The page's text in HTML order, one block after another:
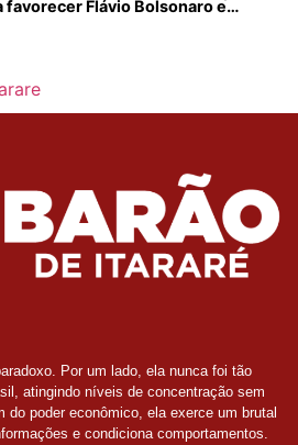
favorecer Flávio Bolsonaro e
Por um lado, ela nunca foi tão
atingindo níveis de concentração sem
do poder econômico, ela exerce um brutal
e condiciona comportamentos.